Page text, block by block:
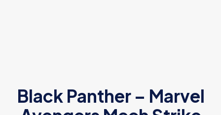
Black Panther – Marvel